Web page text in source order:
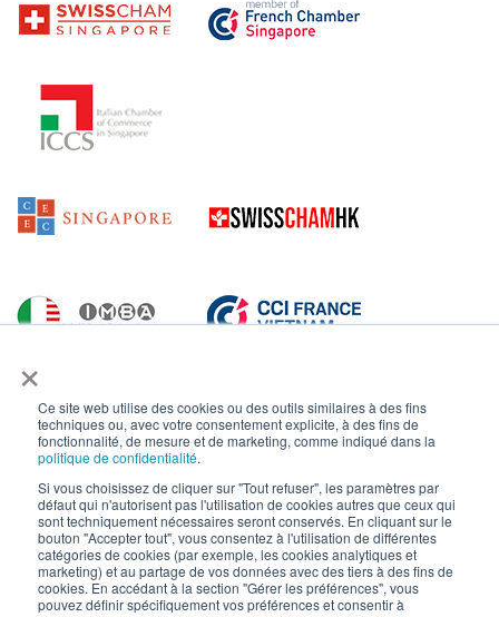
×
Ce site web utilise des cookies ou des outils similaires à des fins
techniques ou, avec votre consentement explicite, à des fins de
fonctionnalité, de mesure et de marketing, comme indiqué dans la
politique de confidentialité.
Si vous choisissez de cliquer sur "Tout refuser", les paramètres par
défaut qui n'autorisent pas l'utilisation de cookies autres que ceux qui
sont techniquement nécessaires seront conservés. En cliquant sur le
bouton "Accepter tout", vous consentez à l'utilisation de différentes
catégories de cookies (par exemple, les cookies analytiques et
marketing) et au partage de vos données avec des tiers à des fins de
cookies. En accédant à la section "Gérer les préférences", vous
pouvez définir spécifiquement vos préférences et consentir à